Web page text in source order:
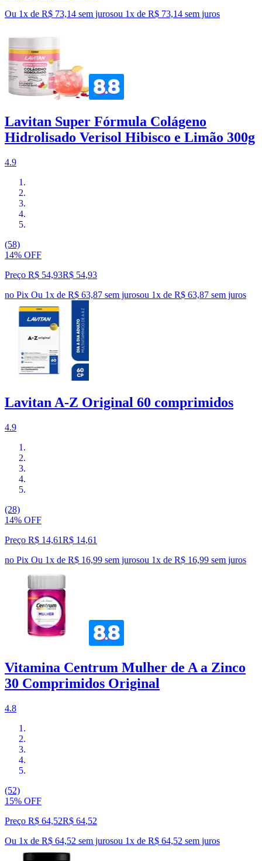
Ou 1x de R$ 73,14 sem jurosou 1x de R$ 73,14 sem juros
Lavitan Super Fórmula Colágeno
Hidrolisado Verisol Hibisco e Limão 300g
4.9
(58)
14% OFF
Preço R$ 54,93R$ 54,93
no Pix Ou 1x de R$ 63,87 sem jurosou 1x de R$ 63,87 sem juros
Lavitan A-Z Original 60 comprimidos
4.9
(28)
14% OFF
Preço R$ 14,61R$ 14,61
no Pix Ou 1x de R$ 16,99 sem jurosou 1x de R$ 16,99 sem juros
Vitamina Centrum Mulher de A a Zinco
30 Comprimidos Original
4.8
(52)
15% OFF
Preço R$ 64,52R$ 64,52
Ou 1x de R$ 64,52 sem jurosou 1x de R$ 64,52 sem juros